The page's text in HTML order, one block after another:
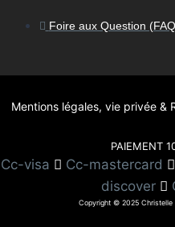
Foire aux Question
Mentions légales, vie privée &
PAIEMENT
Cc-visa Cc-mastercard
discover
Copyright © 2025 Christelle